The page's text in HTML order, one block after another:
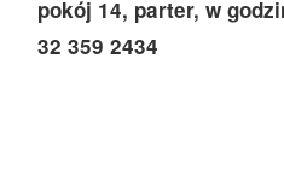
pokój 14, parter, w
32 359 2434